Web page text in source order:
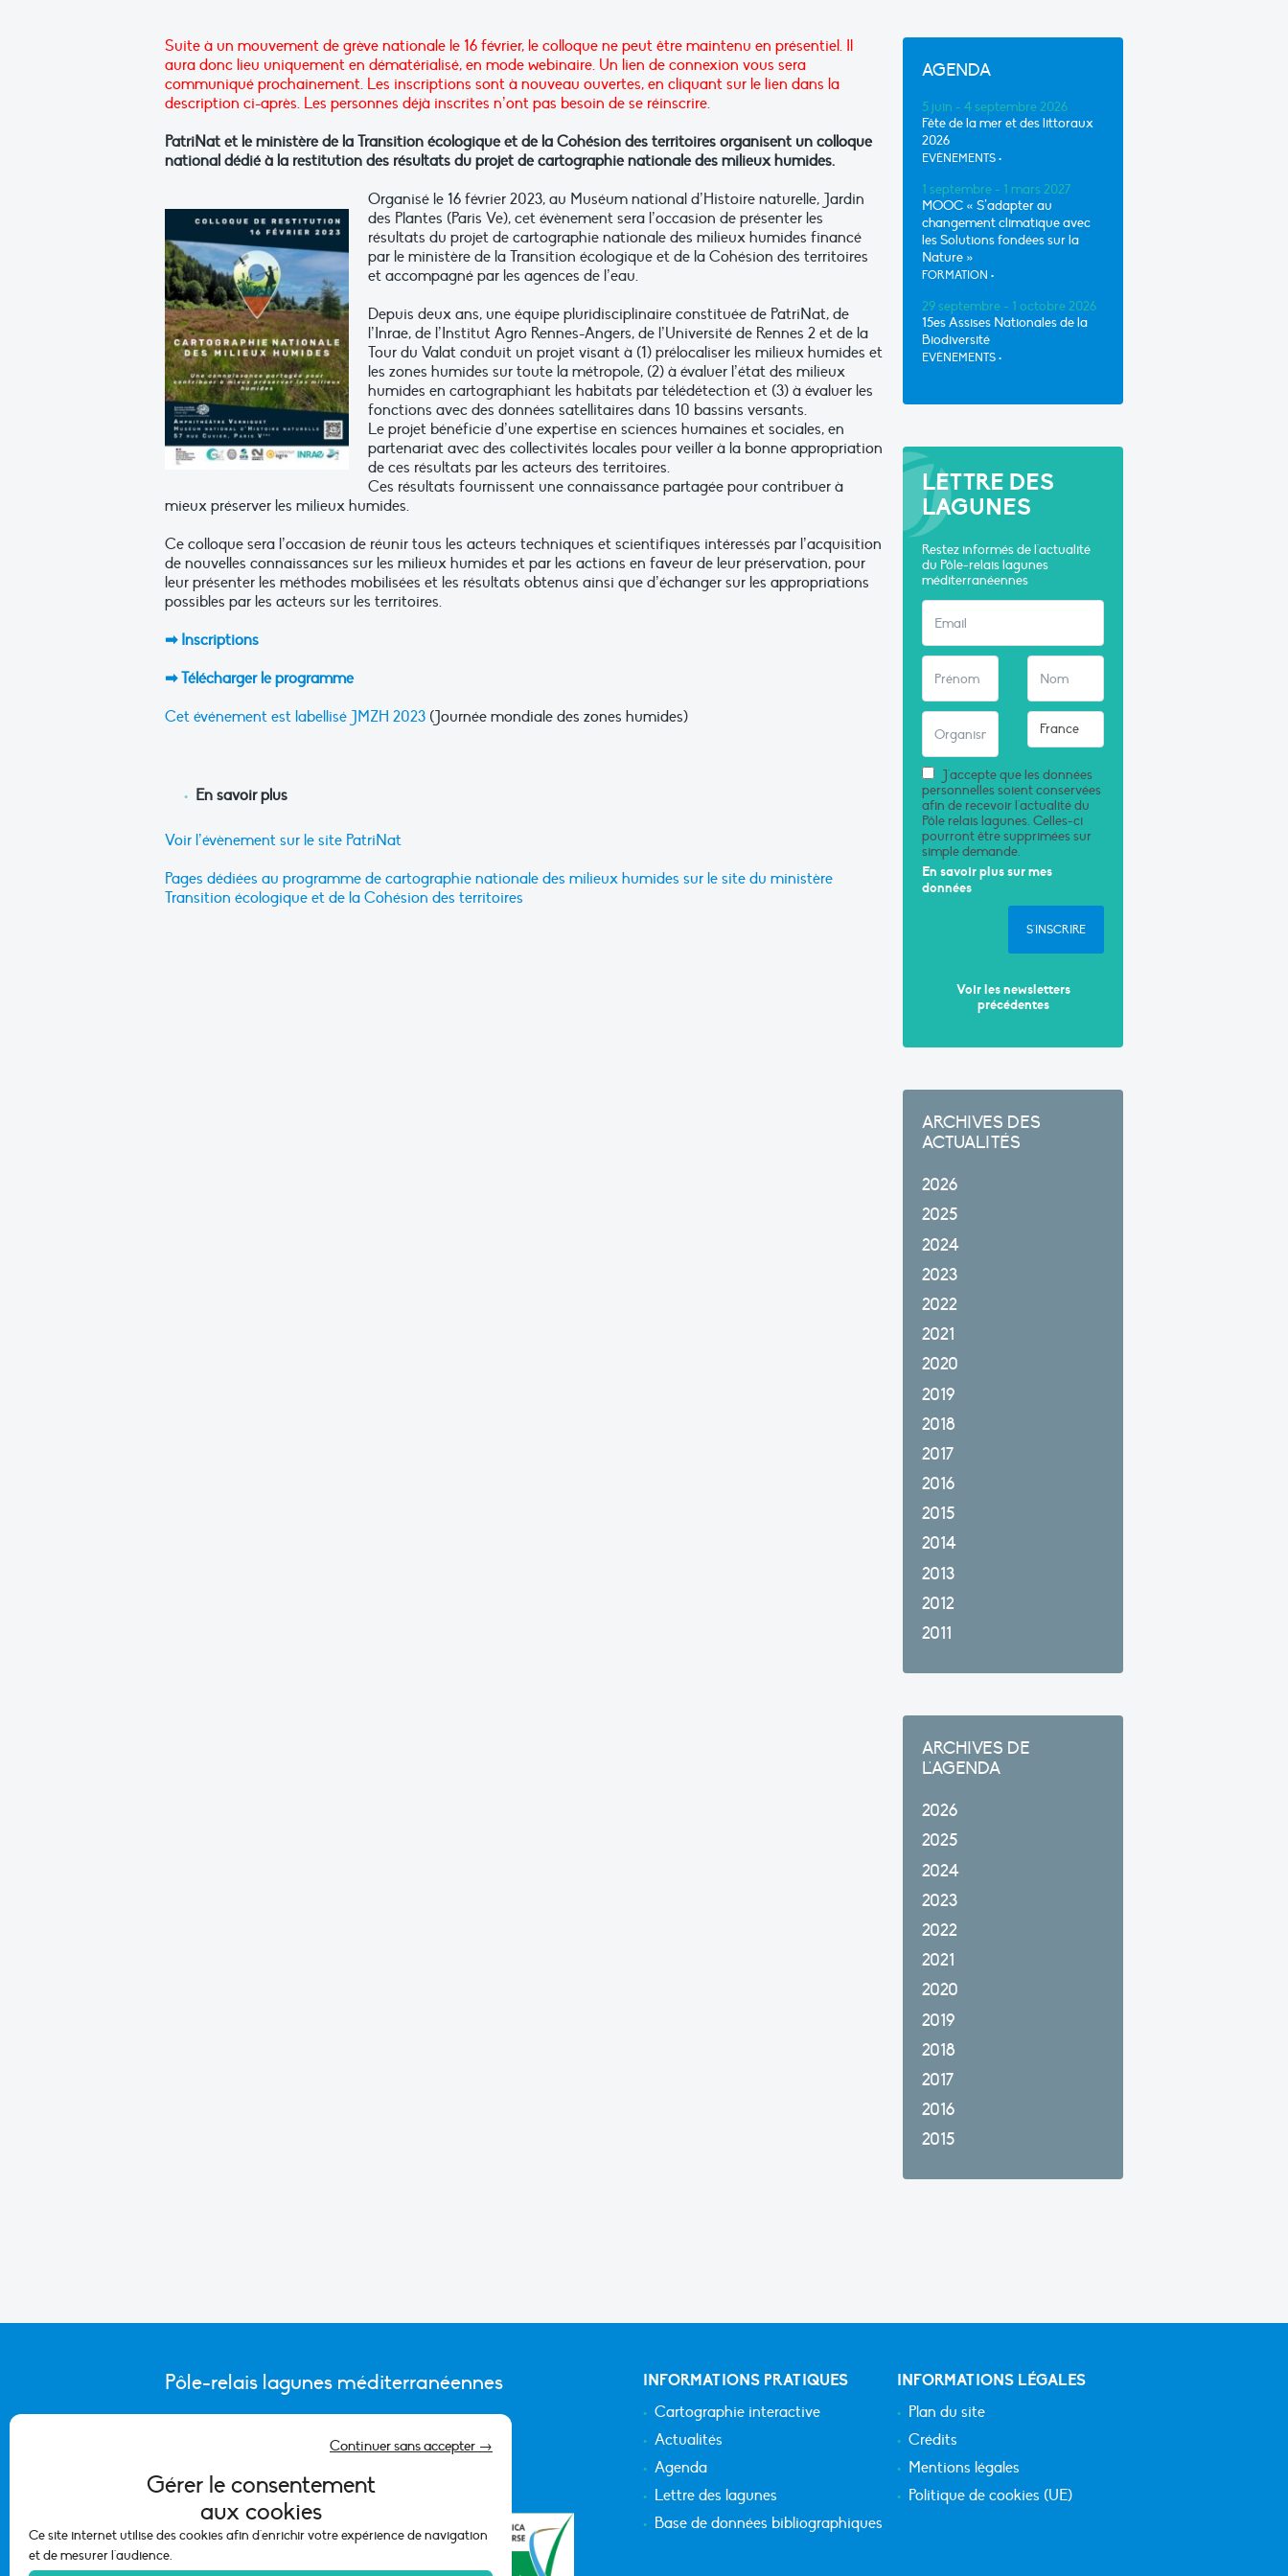
Gérer le consentement
aux cookies
Ce site internet utilise des cookies afin d'enrichir votre expérience de navigation
et de mesurer l'audience.
Continuer sans accepter →
Suite à un mouvement de grève nationale le 16 février, le colloque ne peut être maintenu en présentiel. Il
aura donc lieu uniquement en dématérialisé, en mode webinaire. Un lien de connexion vous sera
communiqué prochainement. Les inscriptions sont à nouveau ouvertes, en cliquant sur le lien dans la
description ci-après. Les personnes déjà inscrites n’ont pas besoin de se réinscrire.
PatriNat et le ministère de la Transition écologique et de la Cohésion des territoires organisent un colloque
national dédié à la restitution des résultats du projet de cartographie nationale des milieux humides.
Organisé le 16 février 2023, au Muséum national d’Histoire naturelle, Jardin
des Plantes (Paris Ve), cet évènement sera l’occasion de présenter les
résultats du projet de cartographie nationale des milieux humides financé
par le ministère de la Transition écologique et de la Cohésion des territoires
et accompagné par les agences de l’eau.
Depuis deux ans, une équipe pluridisciplinaire constituée de PatriNat, de
l’Inrae, de l’Institut Agro Rennes-Angers, de l’Université de Rennes 2 et de la
Tour du Valat conduit un projet visant à (1) prélocaliser les milieux humides et
les zones humides sur toute la métropole, (2) à évaluer l’état des milieux
humides en cartographiant les habitats par télédétection et (3) à évaluer les
fonctions avec des données satellitaires dans 10 bassins versants.
Le projet bénéficie d’une expertise en sciences humaines et sociales, en
partenariat avec des collectivités locales pour veiller à la bonne appropriation
de ces résultats par les acteurs des territoires.
Ces résultats fournissent une connaissance partagée pour contribuer à
mieux préserver les milieux humides.
Ce colloque sera l’occasion de réunir tous les acteurs techniques et scientifiques intéressés par l’acquisition
de nouvelles connaissances sur les milieux humides et par les actions en faveur de leur préservation, pour
leur présenter les méthodes mobilisées et les résultats obtenus ainsi que d’échanger sur les appropriations
possibles par les acteurs sur les territoires.
➡ Inscriptions
➡ Télécharger le programme
Cet événement est labellisé JMZH 2023 (Journée mondiale des zones humides)
En savoir plus
Voir l’évènement sur le site PatriNat
Pages dédiées au programme de cartographie nationale des milieux humides sur le site du ministère
Transition écologique et de la Cohésion des territoires
AGENDA
5 juin - 4 septembre 2026
Fête de la mer et des littoraux
2026
EVÈNEMENTS •
1 septembre - 1 mars 2027
MOOC « S’adapter au
changement climatique avec
les Solutions fondées sur la
Nature »
FORMATION •
29 septembre - 1 octobre 2026
15es Assises Nationales de la
Biodiversité
EVÈNEMENTS •
LETTRE DES
LAGUNES
Restez informés de l'actualité
du Pôle-relais lagunes
méditerranéennes
J'accepte que les données
personnelles soient conservées
afin de recevoir l'actualité du
Pôle relais lagunes. Celles-ci
pourront être supprimées sur
simple demande.
En savoir plus sur mes
données
S'INSCRIRE
Voir les newsletters
précédentes
ARCHIVES DES
ACTUALITÉS
2026
2025
2024
2023
2022
2021
2020
2019
2018
2017
2016
2015
2014
2013
2012
2011
ARCHIVES DE
L'AGENDA
2026
2025
2024
2023
2022
2021
2020
2019
2018
2017
2016
2015
Pôle-relais lagunes méditerranéennes
CONTACTER L’ÉQUIPE DU PÔLE
INFORMATIONS PRATIQUES
Cartographie interactive
Actualités
Agenda
Lettre des lagunes
Base de données bibliographiques
INFORMATIONS LÉGALES
Plan du site
Crédits
Mentions légales
Politique de cookies (UE)